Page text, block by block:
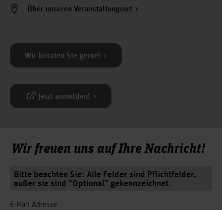
InP-313
Kolloquium (30 CP)
Studiengangsleitung:Prof. Dr.-Ing. Jens Hofschulte
Über unseren Veranstaltungsort
Wir beraten Sie gerne!
Jetzt anmelden!
Wir freuen uns auf Ihre Nachricht!
Bitte beachten Sie: Alle Felder sind Pflichtfelder,
außer sie sind "Optional" gekennzeichnet.
E-Mail Adresse